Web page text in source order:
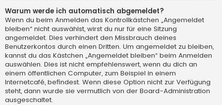
Warum werde ich automatisch abgemeldet?
Wenn du beim Anmelden das Kontrollkästchen „Angemeldet
bleiben“ nicht auswählst, wirst du nur für eine Sitzung
angemeldet. Dies verhindert den Missbrauch deines
Benutzerkontos durch einen Dritten. Um angemeldet zu bleiben,
kannst du das Kästchen „Angemeldet bleiben“ beim Anmelden
auswählen. Dies ist nicht empfehlenswert, wenn du dich an
einem öffentlichen Computer, zum Beispiel in einem
Internetcafé, befindest. Wenn diese Option nicht zur Verfügung
steht, dann wurde sie vermutlich von der Board-Administration
ausgeschaltet.